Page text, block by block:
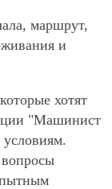
маршрут,
и
хотят
"Машинист